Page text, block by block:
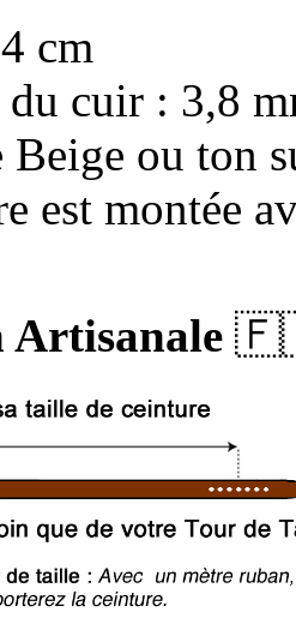
cm
du cuir : 3,8
Beige ou ton
est montée